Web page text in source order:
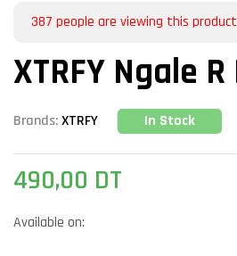
387 people are viewing this product
XTRFY Ngale R
Brands:XTRFY In Stock
490,00 DT
Available on: